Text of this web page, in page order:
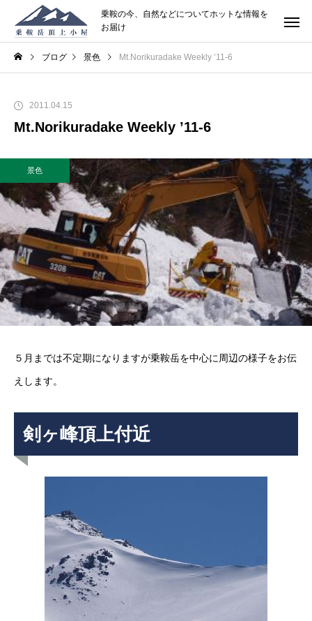
乗鞍の今、自然などについてホットな情報を
お届け
ブログ 景色 Mt.Norikuradake Weekly ’11-6
2011.04.15
Mt.Norikuradake Weekly ’11-6
景色
５月までは不定期になりますが乗鞍岳を中心に周辺の様子をお伝
えします。
剣ヶ峰頂上付近